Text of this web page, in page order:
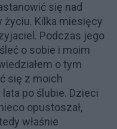
się nad
Kilka miesięcy
Podczas jego
o sobie i moim
o tym
się z moich
po ślubie. Dzieci
opustoszał,
właśnie